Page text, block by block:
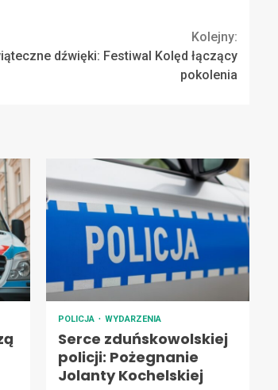
Kolejny:
dźwięki: Festiwal Kolęd łączący
pokolenia
POLICJA WYDARZENIA
Serce zduńskowolskiej
policji: Pożegnanie
Jolanty Kochelskiej